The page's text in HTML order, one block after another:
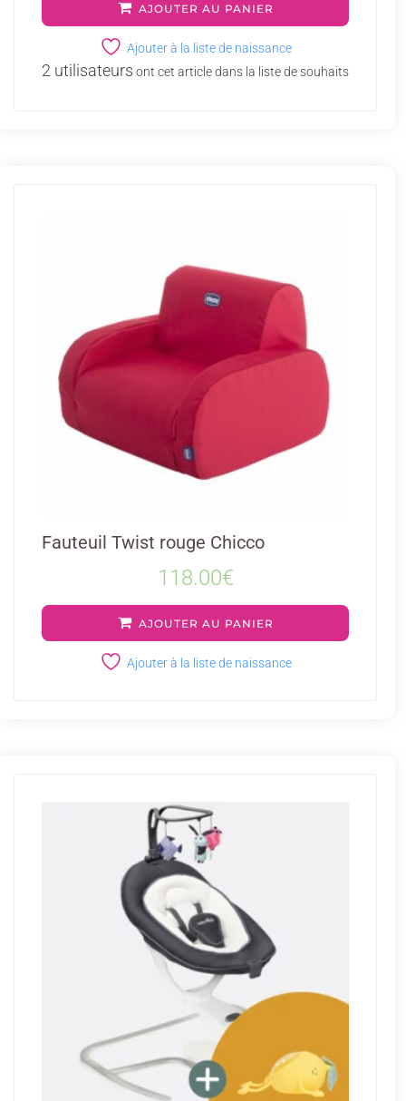
AJOUTER AU PANIER
Ajouter à la liste de naissance
2 utilisateurs ont cet article dans la liste de souhaits
Fauteuil Twist rouge Chicco
118.00€
AJOUTER AU PANIER
Ajouter à la liste de naissance